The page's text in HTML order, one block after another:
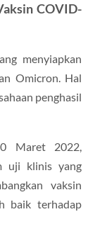
COVID-
menyiapkan
Omicron. Hal
penghasil
Maret 2022,
uji klinis yang
vaksin
baik terhadap